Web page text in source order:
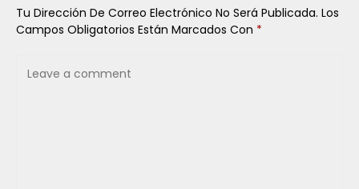
Tu Dirección De Correo Electrónico No Será Publicada. Los
Campos Obligatorios Están Marcados Con *